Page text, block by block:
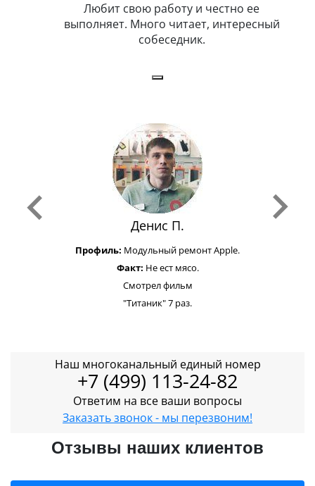
Любит свою работу и честно ее
выполняет. Много читает, интересный
собеседник.
Денис П.
Профиль: Модульный ремонт Apple.
Факт: Не ест мясо.
Смотрел фильм
"Титаник" 7 раз.
Наш многоканальный единый номер
+7 (499) 113-24-82
Ответим на все ваши вопросы
Заказать звонок - мы перезвоним!
Отзывы наших клиентов